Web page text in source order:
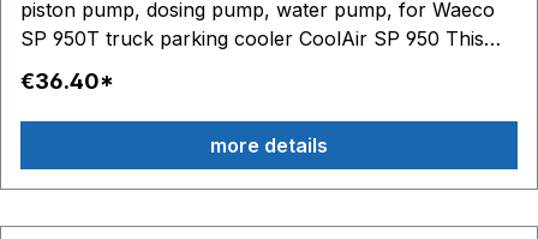
piston pump, dosing pump, water pump, for Waeco
SP 950T truck parking cooler CoolAir SP 950 This
pump replaces or is compatible with CEME ET 200.
Voltage: 24V AC Power: 29VA ED100%, Class H 330
cm3/min self-priming Further technical details (see
mm 2. brass capsule TN-UNI EN12165-
€36.40*
more details